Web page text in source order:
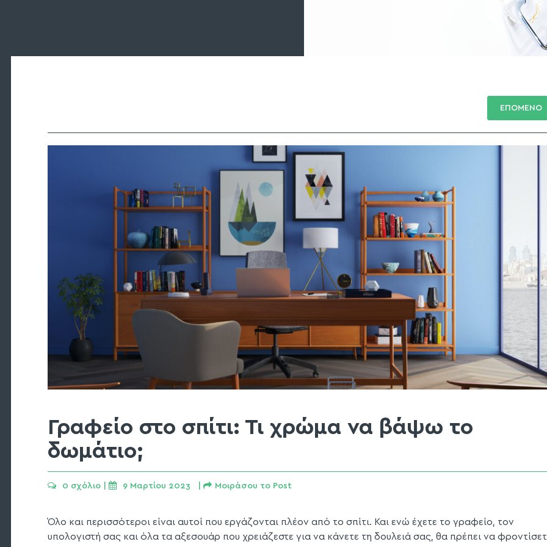
ΕΠΟΜΕΝΟ
Γραφείο στο σπίτι: Τι χρώμα να βάψω το
δωμάτιο;
0 σχόλιο 9 Μαρτίου 2023   | Μοιράσου το Post
Όλο και περισσότεροι είναι αυτοί που εργάζονται πλέον από το σπίτι. Και ενώ έχετε το γραφείο, τον
υπολογιστή σας και όλα τα αξεσουάρ που χρειάζεστε για να κάνετε τη δουλειά σας, θα πρέπει να